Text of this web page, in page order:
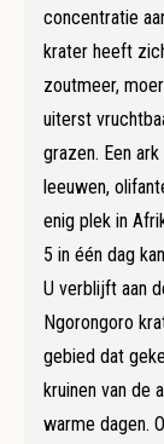
concentratie
krater heeft
zoutmeer,
uiterst
grazen. Een
leeuwen,
enig plek in
5 in één dag
U verblijft aan
Ngorongoro
gebied dat
kruinen van de
warme dagen.